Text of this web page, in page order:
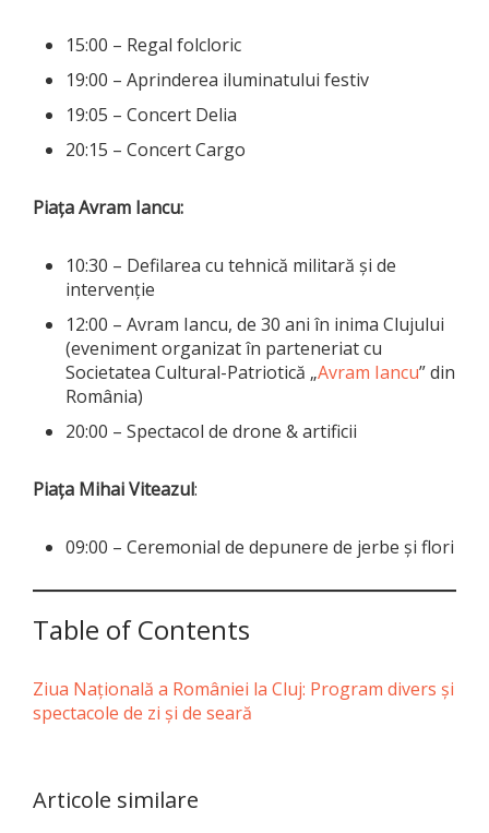
15:00 – Regal folcloric
19:00 – Aprinderea iluminatului festiv
19:05 – Concert Delia
20:15 – Concert Cargo
Piața Avram Iancu:
10:30 – Defilarea cu tehnică militară și de
intervenție
12:00 – Avram Iancu, de 30 ani în inima Clujului
(eveniment organizat în parteneriat cu
Societatea Cultural-Patriotică „Avram Iancu” din
România)
20:00 – Spectacol de drone & artificii
Piața Mihai Viteazul:
09:00 – Ceremonial de depunere de jerbe și flori
Table of Contents
Ziua Națională a României la Cluj: Program divers și
spectacole de zi și de seară
Articole similare